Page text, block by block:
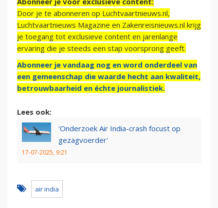
Door je te abonneren op Luchtvaartnieuws.nl,
Luchtvaartnieuws Magazine en Zakenreisnieuws.nl krijg
je toegang tot exclusieve content en jarenlange
ervaring die je steeds een stap voorsprong geeft.
Abonneer je vandaag nog en word onderdeel van
een gemeenschap die waarde hecht aan kwaliteit,
betrouwbaarheid en échte journalistiek.
Lees ook:
'Onderzoek Air India-crash focust op
gezagvoerder'
17-07-2025, 9:21
air india